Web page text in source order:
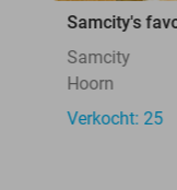
Samcity's
Samcity
Hoorn
Verkocht: 25